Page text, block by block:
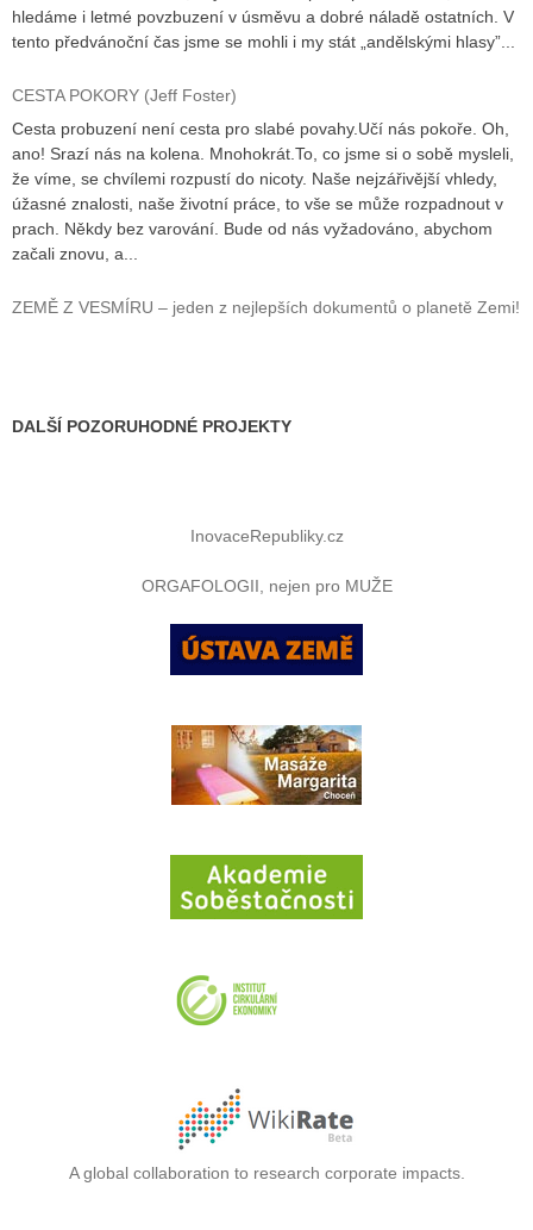
hledáme i letmé povzbuzení v úsměvu a dobré náladě ostatních. V
tento předvánoční čas jsme se mohli i my stát „andělskými hlasy”...
CESTA POKORY (Jeff Foster)
Cesta probuzení není cesta pro slabé povahy.Učí nás pokoře. Oh,
ano! Srazí nás na kolena. Mnohokrát.To, co jsme si o sobě mysleli,
že víme, se chvílemi rozpustí do nicoty. Naše nejzářivější vhledy,
úžasné znalosti, naše životní práce, to vše se může rozpadnout v
prach. Někdy bez varování. Bude od nás vyžadováno, abychom
začali znovu, a...
ZEMĚ Z VESMÍRU – jeden z nejlepších dokumentů o planetě Zemi!
DALŠÍ POZORUHODNÉ PROJEKTY
InovaceRepubliky.cz
ORGAFOLOGII, nejen pro MUŽE
A global collaboration to research corporate impacts.